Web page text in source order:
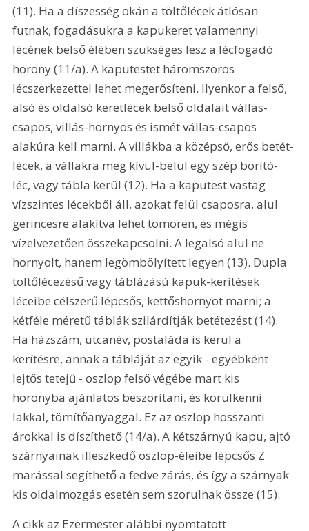
(11). Ha a díszesség okán a töltőlécek átlósan
futnak, fogadásukra a kapukeret valamennyi
lécének belső élében szükséges lesz a lécfogadó
horony (11/a). A kaputestet háromszoros
lécszerkezettel lehet megerősíteni. Ilyenkor a felső,
alsó és oldalsó keretlécek belső oldalait vállas-
csapos, villás-hornyos és ismét vállas-csapos
alakúra kell marni. A villákba a középső, erős betét-
lécek, a vállakra meg kívül-belül egy szép borító-
léc, vagy tábla kerül (12). Ha a kaputest vastag
vízszintes lécekből áll, azokat felül csaposra, alul
gerincesre alakítva lehet tömören, és mégis
vízelvezetően összekapcsolni. A legalsó alul ne
hornyolt, hanem legömbölyített legyen (13). Dupla
töltőlécezésű vagy táblázású kapuk-kerítések
léceibe célszerű lépcsős, kettőshornyot marni; a
kétféle méretű táblák szilárdítják betétezést (14).
Ha házszám, utcanév, postaláda is kerül a
kerítésre, annak a tábláját az egyik - egyébként
lejtős tetejű - oszlop felső végébe mart kis
horonyba ajánlatos beszorítani, és körülkenni
lakkal, tömítőanyaggal. Ez az oszlop hosszanti
árokkal is díszíthető (14/a). A kétszárnyú kapu, ajtó
szárnyainak illeszkedő oszlop-éleibe lépcsős Z
marással segíthető a fedve zárás, és így a szárnyak
kis oldalmozgás esetén sem szorulnak össze (15).
A cikk az Ezermester alábbi nyomtatott